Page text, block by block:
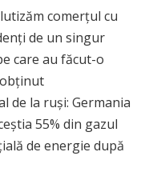
comerțul cu
de un singur
care au făcut-o
de la ruși: Germania
55% din gazul
de energie după